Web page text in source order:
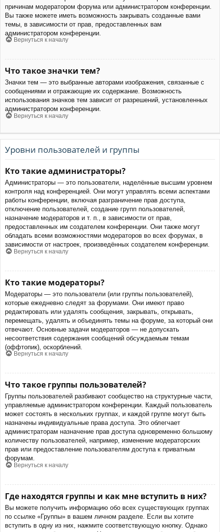
причинам модератором форума или администратором конференции.
Вы также можете иметь возможность закрывать созданные вами
темы, в зависимости от прав, предоставленных вам
администратором конференции.
Вернуться к началу
Что такое значки тем?
Значки тем — это выбранные авторами изображения, связанные с
сообщениями и отражающие их содержание. Возможность
использования значков тем зависит от разрешений, установленных
администратором конференции.
Вернуться к началу
Уровни пользователей и группы
Кто такие администраторы?
Администраторы — это пользователи, наделённые высшим уровнем
контроля над конференцией. Они могут управлять всеми аспектами
работы конференции, включая разграничение прав доступа,
отключение пользователей, создание групп пользователей,
назначение модераторов и т. п., в зависимости от прав,
предоставленных им создателем конференции. Они также могут
обладать всеми возможностями модераторов во всех форумах, в
зависимости от настроек, произведённых создателем конференции.
Вернуться к началу
Кто такие модераторы?
Модераторы — это пользователи (или группы пользователей),
которые ежедневно следят за форумами. Они имеют право
редактировать или удалять сообщения, закрывать, открывать,
перемещать, удалять и объединять темы на форуме, за который они
отвечают. Основные задачи модераторов — не допускать
несоответствия содержания сообщений обсуждаемым темам
(оффтопик), оскорблений.
Вернуться к началу
Что такое группы пользователей?
Группы пользователей разбивают сообщество на структурные части,
управляемые администратором конференции. Каждый пользователь
может состоять в нескольких группах, и каждой группе могут быть
назначены индивидуальные права доступа. Это облегчает
администраторам назначение прав доступа одновременно большому
количеству пользователей, например, изменение модераторских
прав или предоставление пользователям доступа к приватным
форумам.
Вернуться к началу
Где находятся группы и как мне вступить в них?
Вы можете получить информацию обо всех существующих группах
по ссылке «Группы» в вашем личном разделе. Если вы хотите
вступить в одну из них, нажмите соответствующую кнопку. Однако